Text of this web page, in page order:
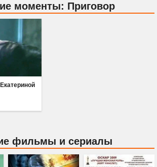
моменты: Приговор
фильмы и сериалы